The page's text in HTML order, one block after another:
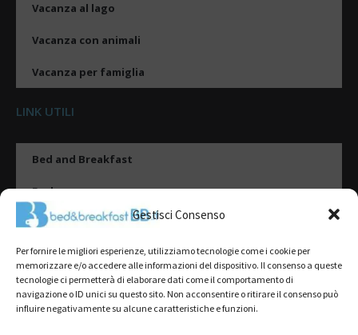
Gestisci Consenso
Per fornire le migliori esperienze, utilizziamo tecnologie come i cookie per
memorizzare e/o accedere alle informazioni del dispositivo. Il consenso a queste
tecnologie ci permetterà di elaborare dati come il comportamento di
navigazione o ID unici su questo sito. Non acconsentire o ritirare il consenso può
influire negativamente su alcune caratteristiche e funzioni.
Vacanza al lago
Vacanza con animali
Vacanza per famiglia
LINK UTILI
Bed and Breakfast
Esplora
Tipologie di alloggio
Destinazioni
Il mio account